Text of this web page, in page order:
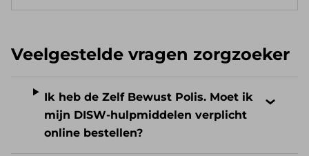
Veelgestelde vragen zorgzoeker
Ik heb de Zelf Bewust Polis. Moet ik
mijn DISW-hulpmiddelen verplicht
online bestellen?